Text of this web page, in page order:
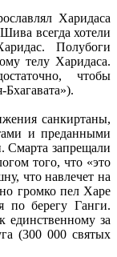
Харидаса
всегда хотели
Полубоги
телу Харидаса.
чтобы
санкиртаны,
и преданными
Смарта запрещали
того, что «это
что навлечет на
громко пел Харе
по берегу Ганги.
единственному за
(300 000 святых